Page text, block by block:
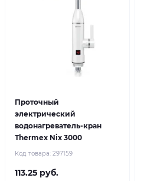
Проточный
электрический
водонагреватель-кран
Thermex Nix 3000
Код товара: 297159
113.25 руб.